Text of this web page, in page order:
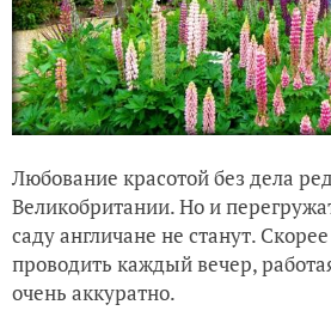
Любование красотой без дела
Великобритании. Но и
саду англичане не станут.
проводить каждый вечер,
очень аккуратно.